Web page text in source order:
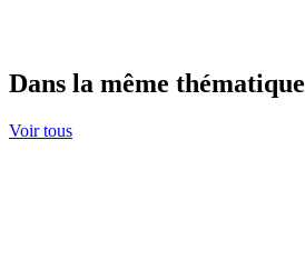
Dans la même thématique
Voir tous